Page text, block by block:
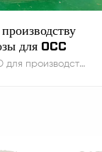
для OCC
Разбиватель D для производства крафт-бумаги, гофрированной бумаги и коричневой бумаги на линии по переработке картонных коробок.